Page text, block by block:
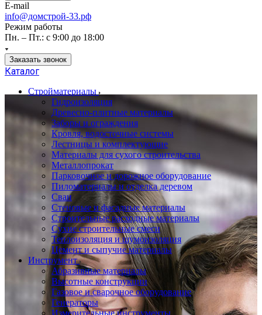
E-mail
info@домстрой-33.рф
Режим работы
Пн. – Пт.: с 9:00 до 18:00
Заказать звонок
Каталог
Стройматериалы
Гидроизоляция
Древесно-плитные материалы
Заборы и ограждения
Кровля, водосточные системы
Лестницы и комплектующие
Материалы для сухого строительства
Металлопрокат
Парковочное и дорожное оборудование
Пиломатериалы и отделка деревом
Сваи
Стеновые и фасадные материалы
Строительные расходные материалы
Сухие строительные смеси
Теплоизоляция и шумоизоляция
Цемент и сыпучие материалы
Инструмент
Абразивные материалы
Высотные конструкции
Газовое и сварочное оборудование
Генераторы
Измерительные инструменты